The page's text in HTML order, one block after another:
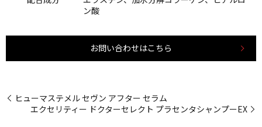
ン酸
お問い合わせはこちら
ヒューマステメル セヴン アフター セラム
エクセリティー ドクターセレクト プラセンタシャンプーEX